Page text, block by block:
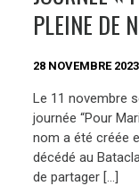
PLEINE DE
28 NOVEMBRE 2023
Le 11 novembre
journée “Pour
nom a été créée
décédé au
de partager […]